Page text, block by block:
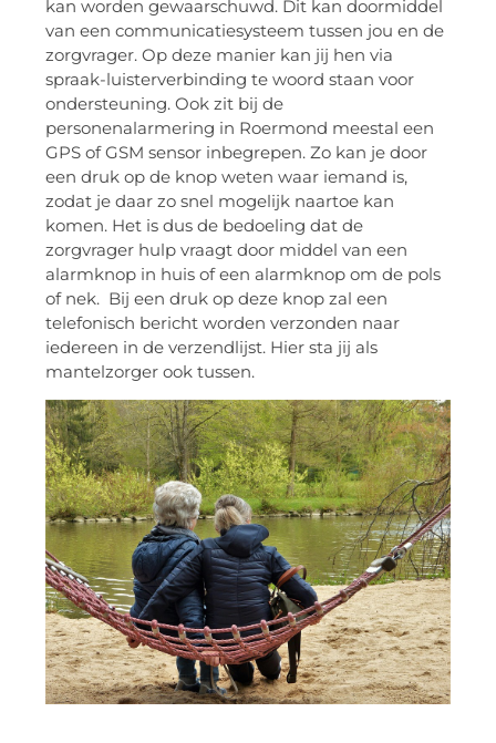
kan worden gewaarschuwd. Dit kan doormiddel
van een communicatiesysteem tussen jou en de
zorgvrager. Op deze manier kan jij hen via
spraak-luisterverbinding te woord staan voor
ondersteuning. Ook zit bij de
personenalarmering in Roermond meestal een
GPS of GSM sensor inbegrepen. Zo kan je door
een druk op de knop weten waar iemand is,
zodat je daar zo snel mogelijk naartoe kan
komen. Het is dus de bedoeling dat de
zorgvrager hulp vraagt door middel van een
alarmknop in huis of een alarmknop om de pols
of nek. Bij een druk op deze knop zal een
telefonisch bericht worden verzonden naar
iedereen in de verzendlijst. Hier sta jij als
mantelzorger ook tussen.